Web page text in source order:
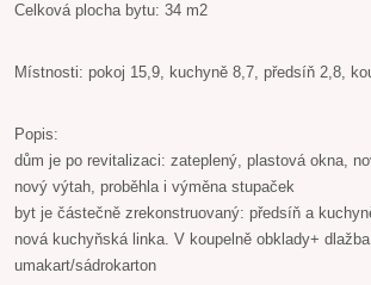
Celková plocha bytu: 34 m2
Místnosti: pokoj 15,9, kuchyně 8,7, předsíň 2,8,
Popis:
dům je po revitalizaci: zateplený, plastová okna,
nový výtah, proběhla i výměna stupaček
byt je částečně zrekonstruovaný: předsíň a
nová kuchyňská linka. V koupelně obklady+
umakart/sádrokarton